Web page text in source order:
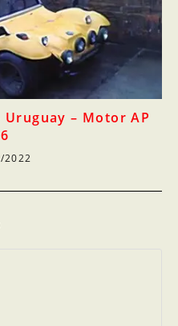
Uruguay – Motor AP
2022